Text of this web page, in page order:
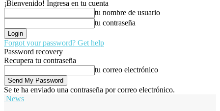
¡Bienvenido! Ingresa en tu cuenta
tu nombre de usuario
tu contraseña
Forgot your password? Get help
Password recovery
Recupera tu contraseña
tu correo electrónico
Se te ha enviado una contraseña por correo electrónico.
News